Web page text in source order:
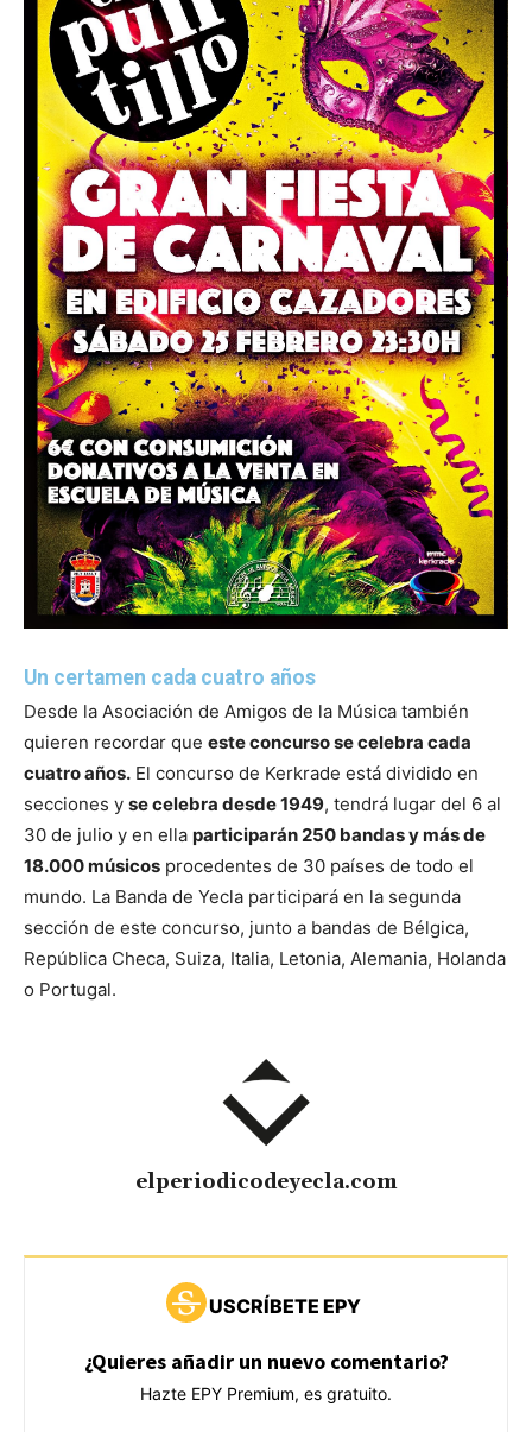
Un certamen cada cuatro años
Desde la Asociación de Amigos de la Música también
quieren recordar que este concurso se celebra cada
cuatro años. El concurso de Kerkrade está dividido en
secciones y se celebra desde 1949, tendrá lugar del 6 al
30 de julio y en ella participarán 250 bandas y más de
18.000 músicos procedentes de 30 países de todo el
mundo. La Banda de Yecla participará en la segunda
sección de este concurso, junto a bandas de Bélgica,
República Checa, Suiza, Italia, Letonia, Alemania, Holanda
o Portugal.
elperiodicodeyecla.com
USCRÍBETE EPY
¿Quieres añadir un nuevo comentario?
Hazte EPY Premium, es gratuito.